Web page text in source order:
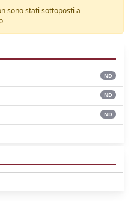
sono stati sottoposti a
ND
ND
ND